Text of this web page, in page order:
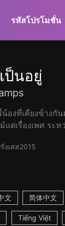
รหัสโปรโมชั่น
ป็นอยู่
น้องที่เคียงข้างกั
แต่เรื่องเพศ ระห
งเศส2015
文 简体中文
Tiếng Việt